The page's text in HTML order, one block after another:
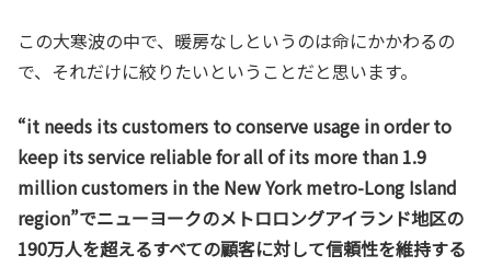
この大寒波の中で、暖房なしというのは命にかかわるの
で、それだけに絞りたいということだと思います。
“it needs its customers to conserve usage in order to
keep its service reliable for all of its more than 1.9
million customers in the New York metro-Long Island
region”でニューヨークのメトロロングアイランド地区の
190万人を超えるすべての顧客に対して信頼性を維持する